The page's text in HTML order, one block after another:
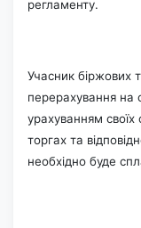
регламенту.
Учасник біржових
перерахування на
урахуванням своїх
торгах та
необхідно буде